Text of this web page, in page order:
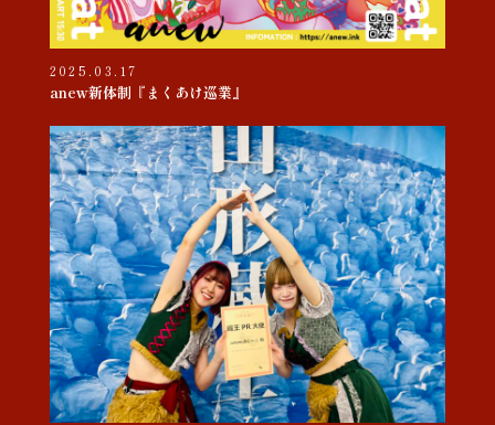
2025.03.17
anew新体制『まくあけ巡業』